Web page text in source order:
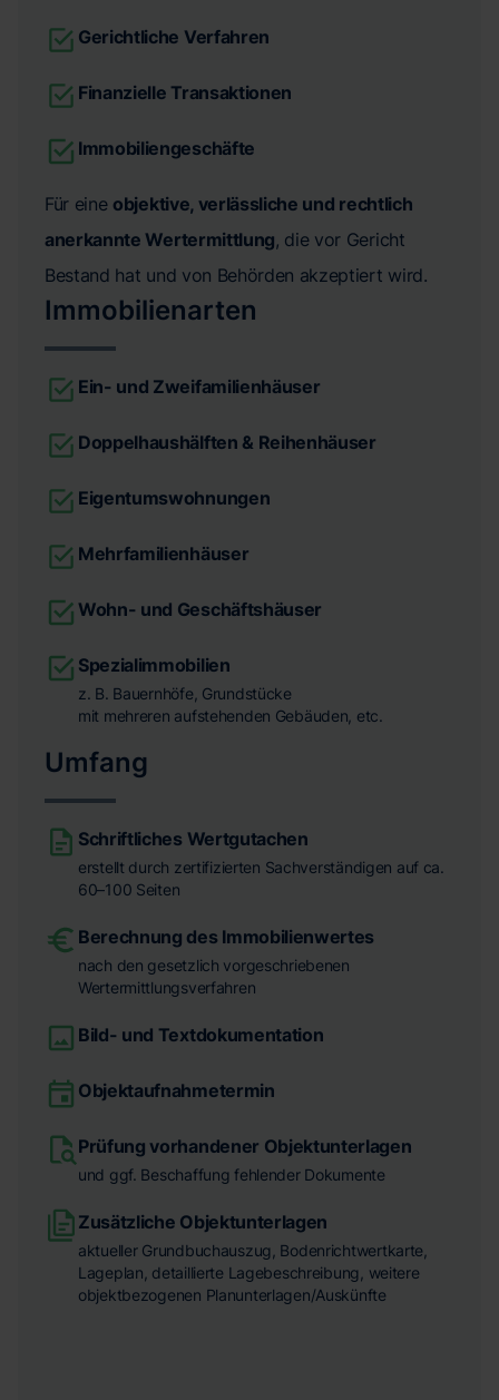
Gerichtliche Verfahren
Finanzielle Transaktionen
Immobiliengeschäfte
Für eine objektive, verlässliche und rechtlich
anerkannte Wertermittlung, die vor Gericht
Bestand hat und von Behörden akzeptiert wird.
Immobilienarten
Ein- und Zweifamilienhäuser
Doppelhaushälften & Reihenhäuser
Eigentumswohnungen
Mehrfamilienhäuser
Wohn- und Geschäftshäuser
Spezialimmobilien
z. B. Bauernhöfe, Grundstücke
mit mehreren aufstehenden Gebäuden, etc.
Umfang
Schriftliches Wertgutachen
erstellt durch zertifizierten Sachverständigen auf ca.
60–100 Seiten
Berechnung des Immobilienwertes
nach den gesetzlich vorgeschriebenen
Wertermittlungsverfahren
Bild- und Textdokumentation
Objektaufnahmetermin
Prüfung vorhandener Objektunterlagen
und ggf. Beschaffung fehlender Dokumente
Zusätzliche Objektunterlagen
aktueller Grundbuchauszug, Bodenrichtwertkarte,
Lageplan, detaillierte Lagebeschreibung, weitere
objektbezogenen Planunterlagen/Auskünfte